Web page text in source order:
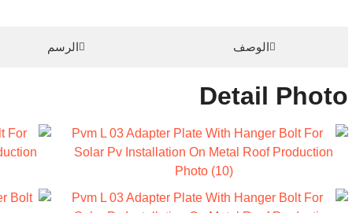
الوصف الرسم
Detail Photo